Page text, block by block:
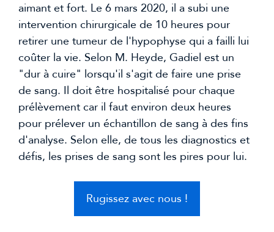
aimant et fort. Le 6 mars 2020, il a subi une
intervention chirurgicale de 10 heures pour
retirer une tumeur de l'hypophyse qui a failli lui
coûter la vie. Selon M. Heyde, Gadiel est un
"dur à cuire" lorsqu'il s'agit de faire une prise
de sang. Il doit être hospitalisé pour chaque
prélèvement car il faut environ deux heures
pour prélever un échantillon de sang à des fins
d'analyse. Selon elle, de tous les diagnostics et
défis, les prises de sang sont les pires pour lui.
Rugissez avec nous !